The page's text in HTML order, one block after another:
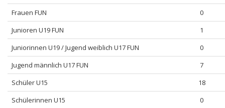
Frauen FUN
0
Junioren U19 FUN
1
Juniorinnen U19 / Jugend weiblich U17 FUN
0
Jugend männlich U17 FUN
7
Schüler U15
18
Schülerinnen U15
0